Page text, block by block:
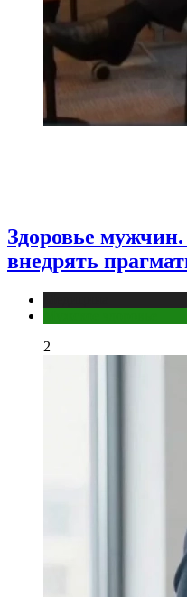
Здоровье
внедрять
2